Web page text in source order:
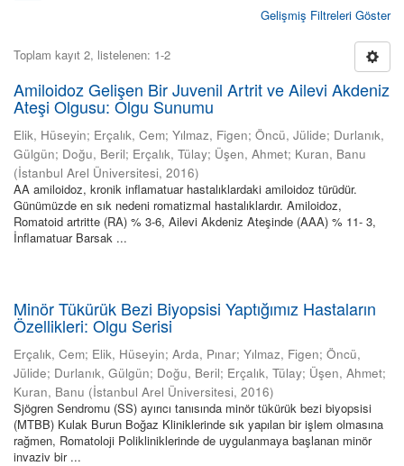
Gelişmiş Filtreleri Göster
Toplam kayıt 2, listelenen: 1-2
Amiloidoz Gelişen Bir Juvenil Artrit ve Ailevi Akdeniz
Ateşi Olgusu: Olgu Sunumu
Elik, Hüseyin; Erçalık, Cem; Yılmaz, Figen; Öncü, Jülide; Durlanık,
Gülgün; Doğu, Beril; Erçalık, Tülay; Üşen, Ahmet; Kuran, Banu
(İstanbul Arel Üniversitesi, 2016)
AA amiloidoz, kronik inflamatuar hastalıklardaki amiloidoz türüdür.
Günümüzde en sık nedeni romatizmal hastalıklardır. Amiloidoz,
Romatoid artritte (RA) % 3-6, Ailevi Akdeniz Ateşinde (AAA) % 11- 3,
İnflamatuar Barsak ...
Minör Tükürük Bezi Biyopsisi Yaptığımız Hastaların
Özellikleri: Olgu Serisi
Erçalık, Cem; Elik, Hüseyin; Arda, Pınar; Yılmaz, Figen; Öncü,
Jülide; Durlanık, Gülgün; Doğu, Beril; Erçalık, Tülay; Üşen, Ahmet;
Kuran, Banu (İstanbul Arel Üniversitesi, 2016)
Sjögren Sendromu (SS) ayırıcı tanısında minör tükürük bezi biyopsisi
(MTBB) Kulak Burun Boğaz Kliniklerinde sık yapılan bir işlem olmasına
rağmen, Romatoloji Polikliniklerinde de uygulanmaya başlanan minör
invaziv bir ...